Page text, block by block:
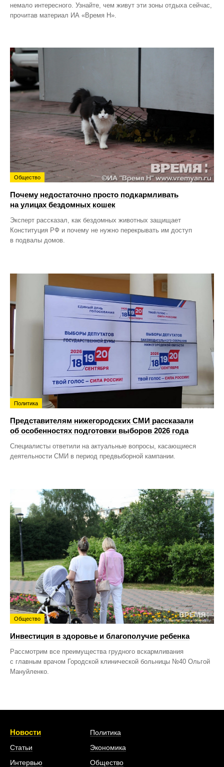
немало интересного. Узнайте, чем живут эти зоны отдыха сейчас,
прочитав материал ИА «Время Н».
Общество
Почему недостаточно просто подкармливать
на улицах бездомных кошек
Эксперт рассказал, как бездомных животных защищает
Конституция РФ и почему не нужно перекрывать им доступ
в подвалы домов.
Политика
Представителям нижегородских СМИ рассказали
об особенностях подготовки выборов 2026 года
Специалисты ответили на актуальные вопросы, касающиеся
деятельности СМИ в период предвыборной кампании.
Общество
Инвестиция в здоровье и благополучие ребенка
Рассмотрим все преимущества грудного вскармливания
с главным врачом Городской клинической больницы №40 Ольгой
Мануйленко.
Новости
Статьи
Интервью
Политика
Экономика
Общество